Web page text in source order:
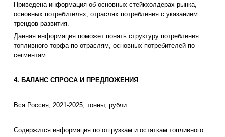
Приведена информация об основных стейкхолдерах рынка,
основных потребителях, отраслях потребления с указанием
трендов развития.
Данная информация поможет понять структуру потребления
топливного торфа по отраслям, основных потребителей по
сегментам.
4. БАЛАНС СПРОСА И ПРЕДЛОЖЕНИЯ
Вся Россия, 2021-2025, тонны, рубли
Содержится информация по отгрузкам и остаткам топливного